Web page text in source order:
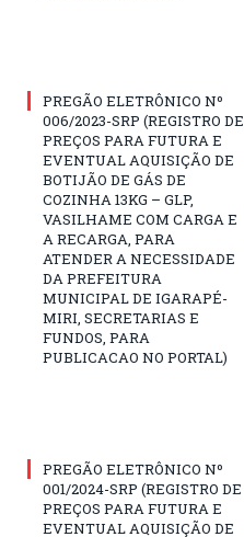
PREGÃO ELETRÔNICO Nº
006/2023-SRP (REGISTRO DE
PREÇOS PARA FUTURA E
EVENTUAL AQUISIÇÃO DE
BOTIJÃO DE GÁS DE
COZINHA 13KG – GLP,
VASILHAME COM CARGA E
A RECARGA, PARA
ATENDER A NECESSIDADE
DA PREFEITURA
MUNICIPAL DE IGARAPÉ-
MIRI, SECRETARIAS E
FUNDOS, PARA
PUBLICACAO NO PORTAL)
PREGÃO ELETRÔNICO Nº
001/2024-SRP (REGISTRO DE
PREÇOS PARA FUTURA E
EVENTUAL AQUISIÇÃO DE